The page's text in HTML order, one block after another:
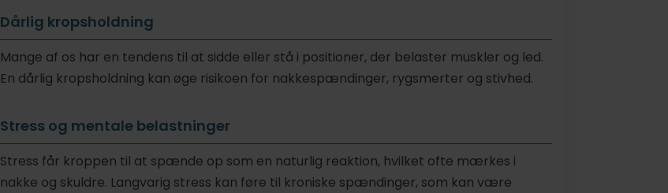
Dårlig kropsholdning
Mange af os har en tendens til at sidde eller stå i positioner, der belaster muskler og led.
En dårlig kropsholdning kan øge risikoen for nakkespændinger, rygsmerter og stivhed.
Stress og mentale belastninger
Stress får kroppen til at spænde op som en naturlig reaktion, hvilket ofte mærkes i
nakke og skuldre. Langvarig stress kan føre til kroniske spændinger, som kan være